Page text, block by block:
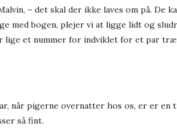
– det skal der ikke laves om på.
med bogen, plejer vi at ligge lidt og
lige et nummer for indviklet for et par
når pigerne overnatter hos os, er er
så fint.